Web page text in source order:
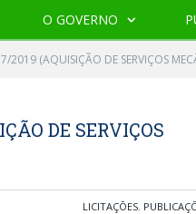
O GOVERNO
2019 (AQUISIÇÃO DE SERVIÇOS
DE SERVIÇOS
LICITAÇÕES,